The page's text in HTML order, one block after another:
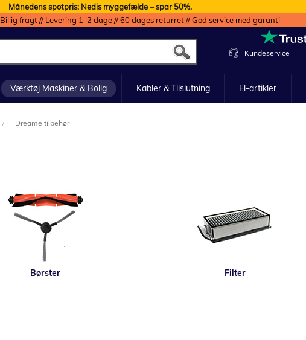
Månedens spotpris: Nedis myggefælde – spar 50%.
Billig fragt // Levering 1-2 dage // 60 dages returret // God service med garanti
Kundeservice
Værktøj Maskiner & Bolig Kabler & Tilslutning El-artikler
Dreame tilbehør
Børster Filter